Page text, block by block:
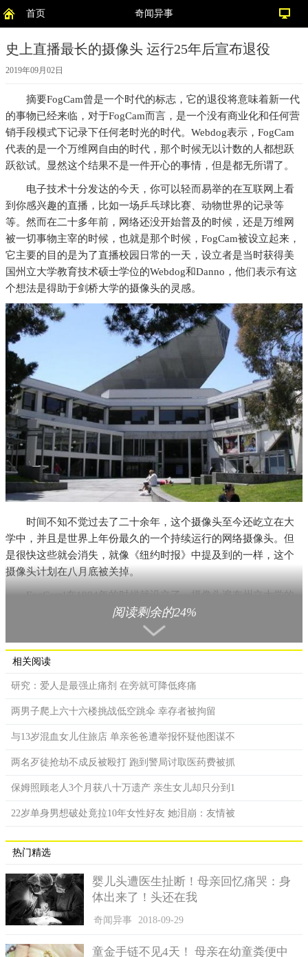
首页 奇闻异事
史上直播最长的摄像头 运行25年后宣布退役
2019年09月02日
摘要FogCam曾是一个时代的标志，它的退役将意味着新一代
的事物已经来临，对于FogCam而言，是一个没有商业化和任何营
销手段模式下记录下任何老时光的时代。Webdog表示，FogCam
代表的是一个万维网自由的时代，那个时候无以计数的人都想跃
跃欲试。显然这个结果不是一件开心的事情，但是都无所谓了。
电子技术十分发达的今天，你可以轻而易举的在互联网上看
到你感兴趣的直播，比如一场乒乓球比赛、动物世界的记录等
等。然而在二十多年前，网络还没开始普及的时候，还是万维网
被一切事物主宰的时候，也就是那个时候，FogCam被设立起来，
它主要的目的是为了直播校园日常的一天，设立者是当时获得美
国州立大学教育技术硕士学位的Webdog和Danno，他们表示有这
个想法是得助于剑桥大学的摄像头的灵感。
时间不知不觉过去了二十余年，这个摄像头至今还屹立在大
学中，并且是世界上年份最久的一个持续运行的网络摄像头。但
是很快这些就会消失，就像《纽约时报》中提及到的一样，这个
摄像头计划在八月底被关掉。
FogCam!在1994年的时候就设立了，摄像头遍布州立大学的
每个角落，每隔二十秒就会自动获取一次图像，这么多年来从没
间断过，一直在校园内记录学生的生活。
FogCam看起来是再也简陋不过了的，它虽然是由一台Mac电
脑和当时两名设计者从书店买来的一台摄像机组成的，但是自从
它诞生后就为这些大学生们提供的便利，让很多学生能在开放的
一致觉得它已经完成了自己的使命。
媒体采访时Webdog曾表示，FogCam是时候要放手了。关键
阅读剩余的24%
相关阅读
研究：爱人是最强止痛剂 在旁就可降低疼痛
两男子爬上六十六楼挑战低空跳伞 幸存者被拘留
与13岁混血女儿住旅店 单亲爸爸遭举报怀疑他图谋不
两名歹徒抢劫不成反被殴打 跑到警局讨取医药费被抓
保姆照顾老人3个月获八十万遗产 亲生女儿却只分到1
22岁单身男想破处竟拉10年女性好友 她泪崩：友情被
热门精选
婴儿头遭医生扯断！母亲回忆痛哭：身
体出来了！头还在我
奇闻异事 2018-09-29
童金手链不见4天！ 母亲在幼童粪便中